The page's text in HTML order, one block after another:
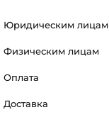
Юридическим лицам
Физическим лицам
Оплата
Доставка